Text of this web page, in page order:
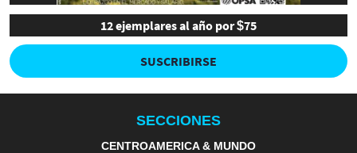
12 ejemplares al año por $75
SUSCRIBIRSE
SECCIONES
CENTROAMERICA & MUNDO